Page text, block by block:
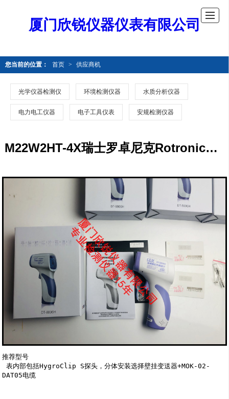
厦门欣锐仪器仪表有限公司
您当前的位置： 首页 > 供应商机
光学仪器检测仪 环境检测仪器 水质分析仪器
电力电工仪器 电子工具仪表 安规检测仪器
M22W2HT-4X瑞士罗卓尼克Rotronic管道安装式两线制温湿度变送器M22W2HT-4X
推荐型号
表内部包括HygroClip S探头，分体安装选择壁挂变送器+MOK-02-
DAT05电缆